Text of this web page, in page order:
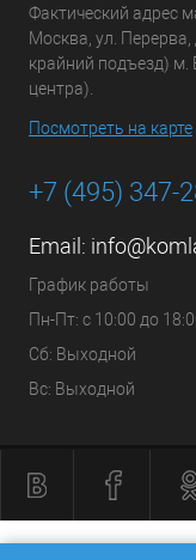
Фактический адрес
Москва, ул.
крайний подъезд) м.
центра).
Посмотреть на карте
+7 (495) 347-
Email:
График работы
Пн-Пт: с 10:00 до
Сб: Выходной
Вс: Выходной